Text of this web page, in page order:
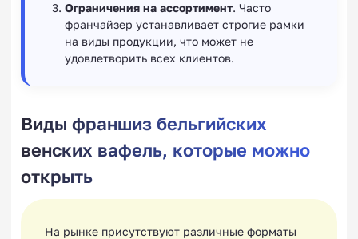
Ограничения на ассортимент. Часто
франчайзер устанавливает строгие рамки
на виды продукции, что может не
удовлетворить всех клиентов.
Виды франшиз бельгийских
венских вафель, которые можно
открыть
На рынке присутствуют различные форматы